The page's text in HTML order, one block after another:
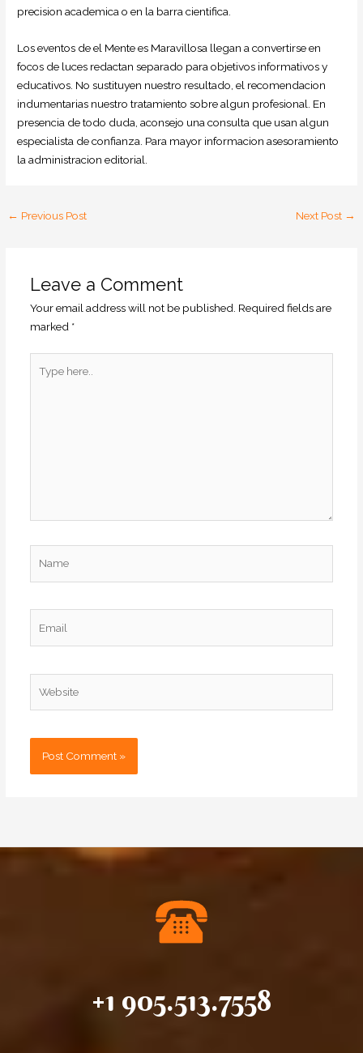
precision academica o en la barra cientifica.
Los eventos de el Mente es Maravillosa llegan a convertirse en
focos de luces redactan separado para objetivos informativos y
educativos. No sustituyen nuestro resultado, el recomendacion
indumentarias nuestro tratamiento sobre algun profesional. En
presencia de todo duda, aconsejo una consulta que usan algun
especialista de confianza. Para mayor informacion asesoramiento
la administracion editorial.
← Previous Post Next Post →
Leave a Comment
Your email address will not be published. Required fields are
marked *
here..
+1 905.513.7558